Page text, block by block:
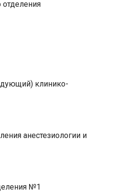
клинико-
анестезиологии и
№1